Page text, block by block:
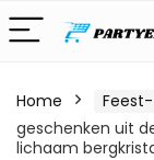
Home
geschenken uit
lichaam